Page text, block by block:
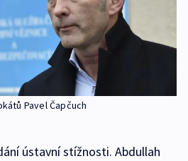
Pavel Čapčuch
ústavní stížnosti. Abdullah